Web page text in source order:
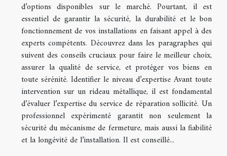
d’options disponibles sur le marché. Pourtant, il est
essentiel de garantir la sécurité, la durabilité et le bon
fonctionnement de vos installations en faisant appel à des
experts compétents. Découvrez dans les paragraphes qui
suivent des conseils cruciaux pour faire le meilleur choix,
assurer la qualité de service, et protéger vos biens en
toute sérénité. Identifier le niveau d’expertise Avant toute
intervention sur un rideau métallique, il est fondamental
d’évaluer l’expertise du service de réparation sollicité. Un
professionnel expérimenté garantit non seulement la
sécurité du mécanisme de fermeture, mais aussi la fiabilité
et la longévité de l’installation. Il est conseillé...